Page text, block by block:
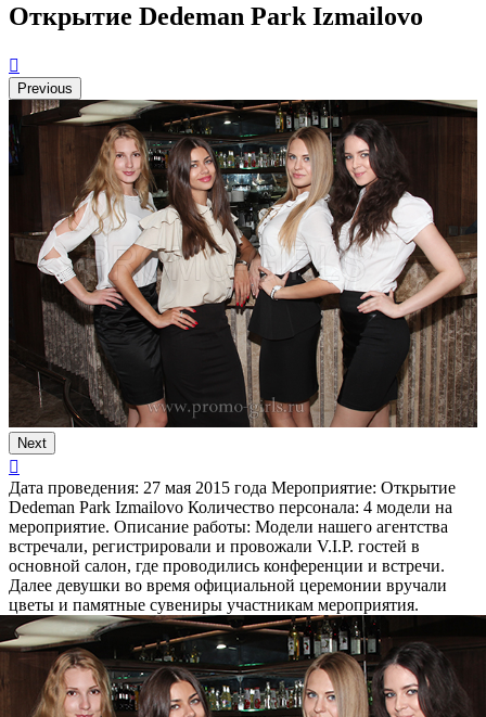
Открытие Dedeman Park Izmailovo
Previous
Next
Дата проведения: 27 мая 2015 года Мероприятие: Открытие
Dedeman Park Izmailovo Количество персонала: 4 модели на
мероприятие. Описание работы: Модели нашего агентства
встречали, регистрировали и провожали V.I.P. гостей в
основной салон, где проводились конференции и встречи.
Далее девушки во время официальной церемонии вручали
цветы и памятные сувениры участникам мероприятия.